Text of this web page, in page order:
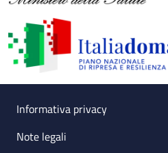
Small prints
Useful links section
Informativa privacy
Note legali